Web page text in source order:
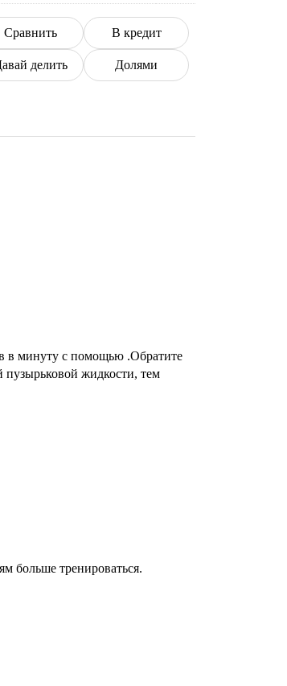
Сравнить В кредит
делить Долями
в минуту с помощью .Обратите
жидкости, тем
больше тренироваться.